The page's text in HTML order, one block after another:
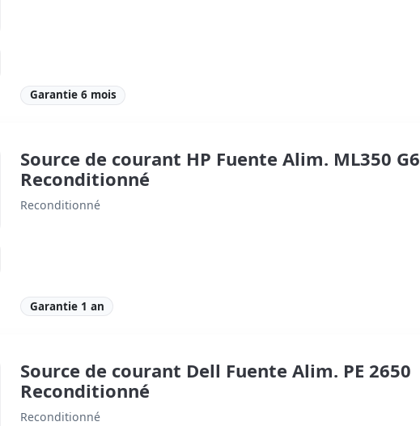
Garantie 6 mois
Source de courant HP Fuente Alim. ML350 G6
Reconditionné
Reconditionné
Garantie 1 an
Source de courant Dell Fuente Alim. PE 2650
Reconditionné
Reconditionné